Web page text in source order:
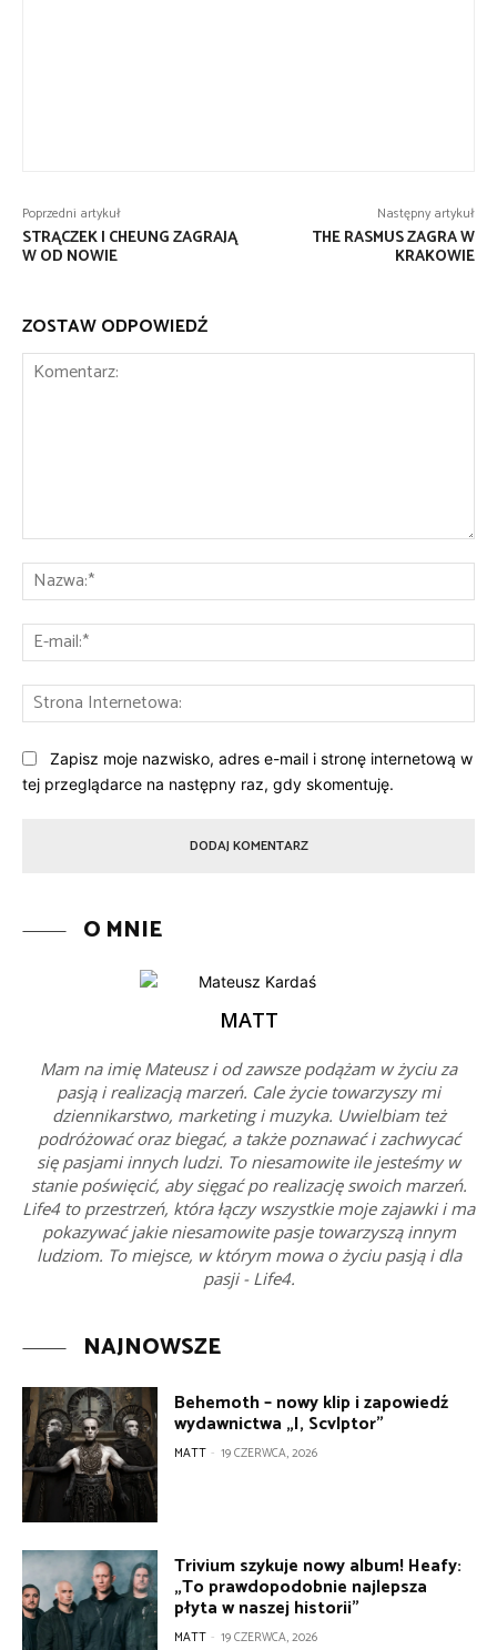
Poprzedni artykuł
STRĄCZEK I CHEUNG ZAGRAJĄ
W OD NOWIE
Następny artykuł
THE RASMUS ZAGRA W
KRAKOWIE
ZOSTAW ODPOWIEDŹ
Zapisz moje nazwisko, adres e-mail i stronę internetową w
tej przeglądarce na następny raz, gdy skomentuję.
O MNIE
MATT
Mam na imię Mateusz i od zawsze podążam w życiu za
pasją i realizacją marzeń. Cale życie towarzyszy mi
dziennikarstwo, marketing i muzyka. Uwielbiam też
podróżować oraz biegać, a także poznawać i zachwycać
się pasjami innych ludzi. To niesamowite ile jesteśmy w
stanie poświęcić, aby sięgać po realizację swoich marzeń.
Life4 to przestrzeń, która łączy wszystkie moje zajawki i ma
pokazywać jakie niesamowite pasje towarzyszą innym
ludziom. To miejsce, w którym mowa o życiu pasją i dla
pasji - Life4.
NAJNOWSZE
Behemoth – nowy klip i zapowiedź
wydawnictwa „I, Scvlptor”
MATT - 19 CZERWCA, 2026
Trivium szykuje nowy album! Heafy:
„To prawdopodobnie najlepsza
płyta w naszej historii”
MATT - 19 CZERWCA, 2026